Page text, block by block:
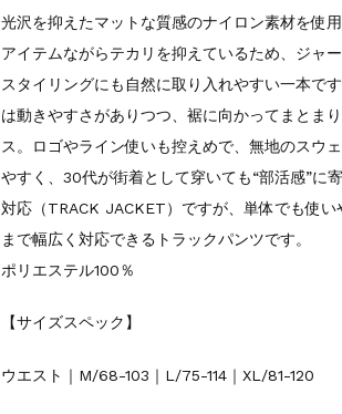
光沢を抑えたマットな質感のナイロン素材を使
アイテムながらテカリを抑えているため、ジャ
スタイリングにも自然に取り入れやすい一本で
は動きやすさがありつつ、裾に向かってまとま
ス。ロゴやライン使いも控えめで、無地のスウ
やすく、30代が街着として穿いても“部活感”に
対応（TRACK JACKET）ですが、単体でも使
まで幅広く対応できるトラックパンツです。
ポリエステル100％
【サイズスペック】
ウエスト｜M/68-103｜L/75-114｜XL/81-120